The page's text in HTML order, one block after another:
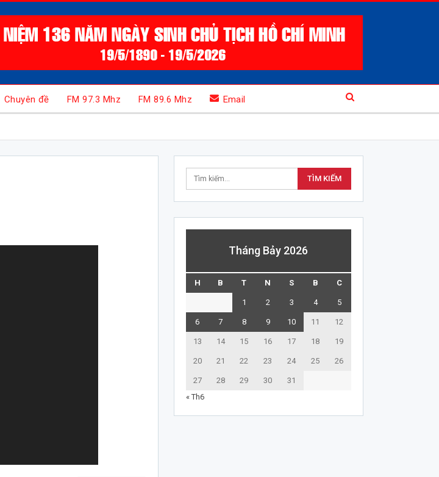
Chuyên đề FM 97.3 Mhz FM 89.6 Mhz Email
Tháng Bảy 2026
H B T N S B C
1 2 3 4 5
6 7 8 9 10 11 12
13 14 15 16 17 18 19
20 21 22 23 24 25 26
27 28 29 30
31
« Th6